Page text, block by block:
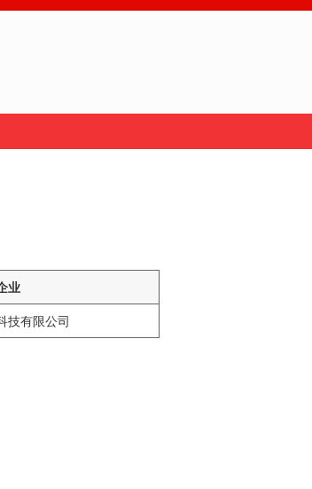
业
技有限公司